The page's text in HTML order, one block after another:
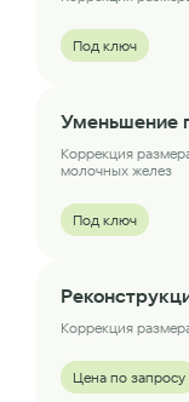
Под ключ
Уменьшение
Коррекция
молочных желез
Под ключ
Коррекция
Цена по запросу